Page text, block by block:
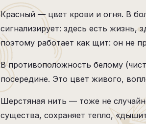
Красный — цвет крови и огня. В
сигнализирует: здесь есть жизнь,
поэтому работает как щит: он не
В противоположность белому
посередине. Это цвет живого,
Шерстяная нить — тоже не
существа, сохраняет тепло,